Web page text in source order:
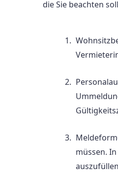
die Sie beachten
müssen.